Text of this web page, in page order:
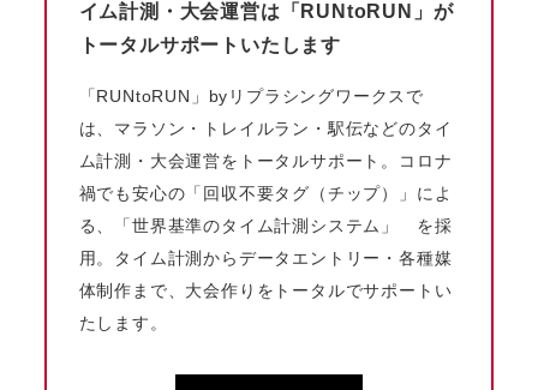
イム計測・大会運営は「RUNtoRUN」が
トータルサポートいたします
「RUNtoRUN」byリプラシングワークスで
は、マラソン・トレイルラン・駅伝などのタイ
ム計測・大会運営をトータルサポート。コロナ
禍でも安心の「回収不要タグ（チップ）」によ
る、「世界基準のタイム計測システム」 を採
用。タイム計測からデータエントリー・各種媒
体制作まで、大会作りをトータルでサポートい
たします。